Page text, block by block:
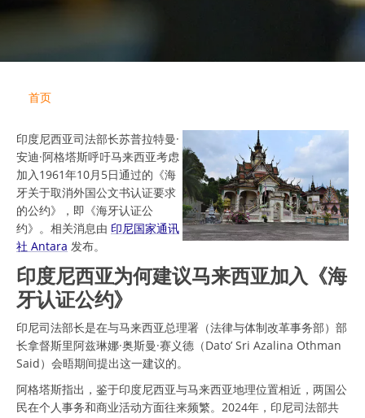
首页
印度尼西亚司法部长苏普拉特曼·
安迪·阿格塔斯呼吁马来西亚考虑
加入1961年10月5日通过的《海
牙关于取消外国公文书认证要求
的公约》，即《海牙认证公
约》。相关消息由 印尼国家通讯
社 Antara 发布。
印度尼西亚为何建议马来西亚加入《海
牙认证公约》
印尼司法部长是在与马来西亚总理署（法律与体制改革事务部）部
长拿督斯里阿兹琳娜·奥斯曼·赛义德（Dato’ Sri Azalina Othman
Said）会晤期间提出这一建议的。
阿格塔斯指出，鉴于印度尼西亚与马来西亚地理位置相近，两国公
民在个人事务和商业活动方面往来频繁。2024年，印尼司法部共